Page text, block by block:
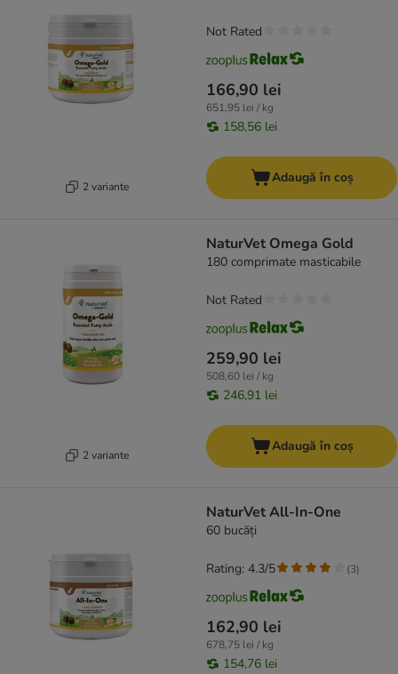
2 variante
166,90 lei
651,95 lei / kg
158,56 lei
Not Rated
Adaugă în coș
2 variante
NaturVet Omega Gold
180 comprimate masticabile
259,90 lei
508,60 lei / kg
246,91 lei
Not Rated
Adaugă în coș
NaturVet All-In-One
60 bucăți
162,90 lei
678,75 lei / kg
154,76 lei
Rating: 4.3/5 (3)